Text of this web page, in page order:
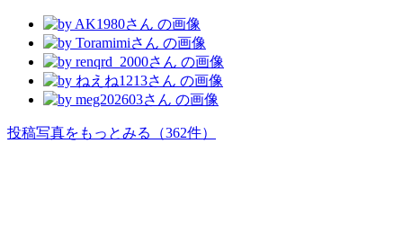
投稿写真をもっとみる （362件）